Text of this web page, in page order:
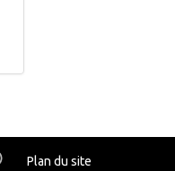
Plan du site